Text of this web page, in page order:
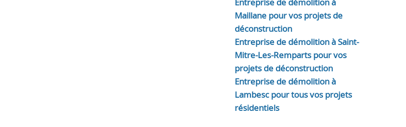
Maillane pour vos projets de
déconstruction
Entreprise de démolition à Saint-
Mitre-Les-Remparts pour vos
projets de déconstruction
Entreprise de démolition à
Lambesc pour tous vos projets
résidentiels